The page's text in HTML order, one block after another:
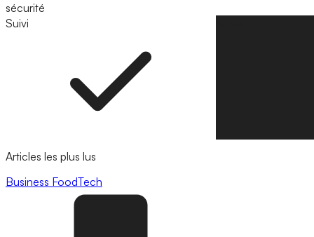
sécurité
Suivi
Articles les plus lus
Business FoodTech